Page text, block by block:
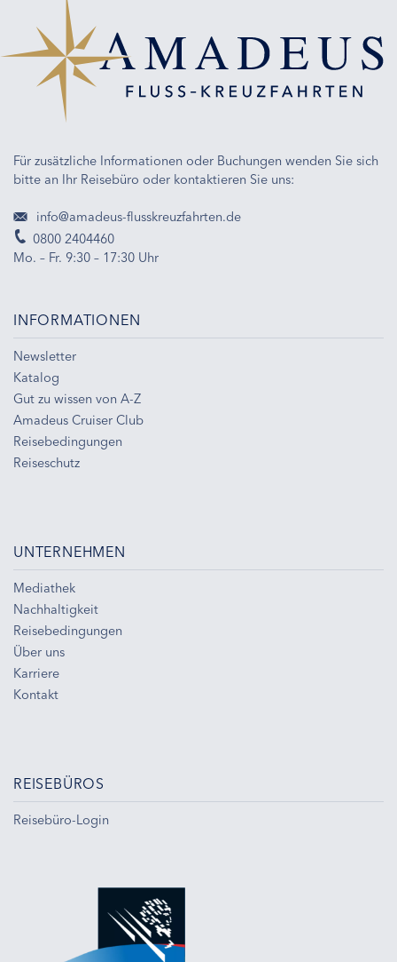
Für zusätzliche Informationen oder Buchungen wenden Sie sich
bitte an Ihr Reisebüro oder kontaktieren Sie uns:
info@amadeus-flusskreuzfahrten.de
0800 2404460
Mo. – Fr. 9:30 – 17:30 Uhr
INFORMATIONEN
Newsletter
Katalog
Gut zu wissen von A-Z
Amadeus Cruiser Club
Reisebedingungen
Reiseschutz
UNTERNEHMEN
Mediathek
Nachhaltigkeit
Reisebedingungen
Über uns
Karriere
Kontakt
REISEBÜROS
Reisebüro-Login